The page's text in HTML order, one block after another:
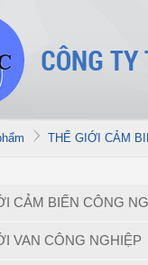
THẾ GIỚI CẢM
CẢM BIẾN CÔNG
VAN CÔNG NGHIỆP